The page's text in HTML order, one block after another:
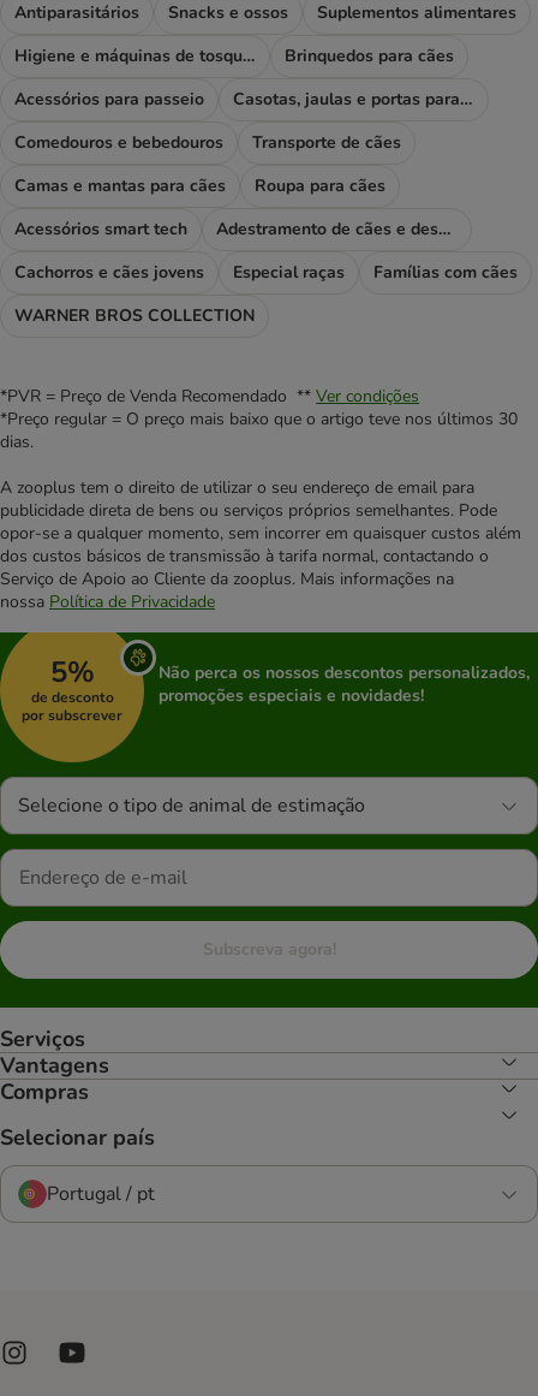
Antiparasitários
Snacks e ossos
Suplementos alimentares
Higiene e máquinas de tosquiar
Brinquedos para cães
Acessórios para passeio
Casotas, jaulas e portas para cães
Comedouros e bebedouros
Transporte de cães
Camas e mantas para cães
Roupa para cães
Acessórios smart tech
Adestramento de cães e desporto
Cachorros e cães jovens
Especial raças
Famílias com cães
WARNER BROS COLLECTION
*PVR = Preço de Venda Recomendado ** Ver condições
*Preço regular = O preço mais baixo que o artigo teve nos últimos 30
dias.
A zooplus tem o direito de utilizar o seu endereço de email para
publicidade direta de bens ou serviços próprios semelhantes. Pode
opor-se a qualquer momento, sem incorrer em quaisquer custos além
dos custos básicos de transmissão à tarifa normal, contactando o
Serviço de Apoio ao Cliente da zooplus. Mais informações na
nossa Política de Privacidade
5%
de desconto
por subscrever
Não perca os nossos descontos personalizados,
promoções especiais e novidades!
Selecione o tipo de animal de estimação
Subscreva agora!
Serviços
Vantagens
Compras
Selecionar país
Portugal / pt